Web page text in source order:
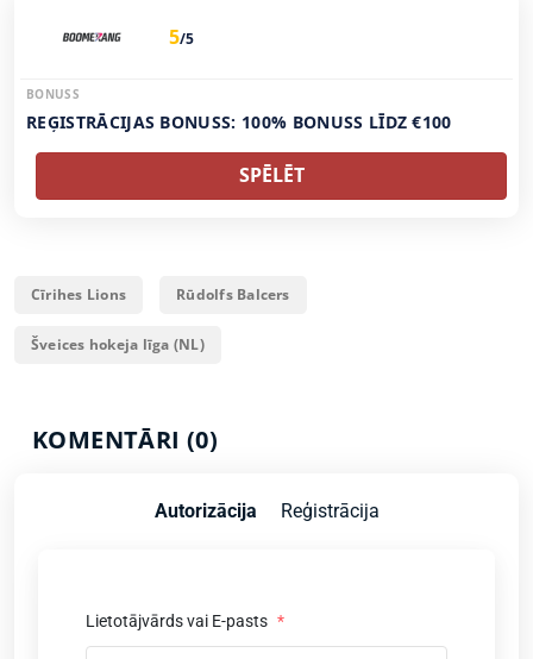
5/5
BONUSS
REĢISTRĀCIJAS BONUSS: 100% BONUSS LĪDZ €100
SPĒLĒT
Cīrihes Lions Rūdolfs Balcers
Šveices hokeja līga (NL)
KOMENTĀRI (0)
Autorizācija Reģistrācija
Lietotājvārds vai E-pasts *